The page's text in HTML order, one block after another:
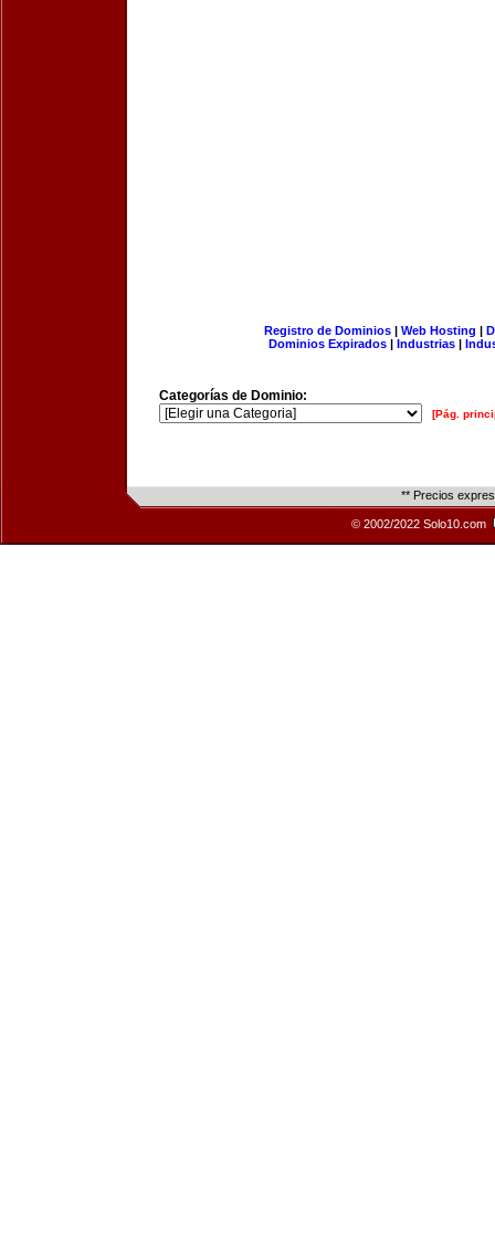
Registro de Dominios| Web Hosting |
Dominios Expirados | Industrias |
Categorías de Dominio:
[Pág.
** Precios
© 2002/2022 Solo10.com